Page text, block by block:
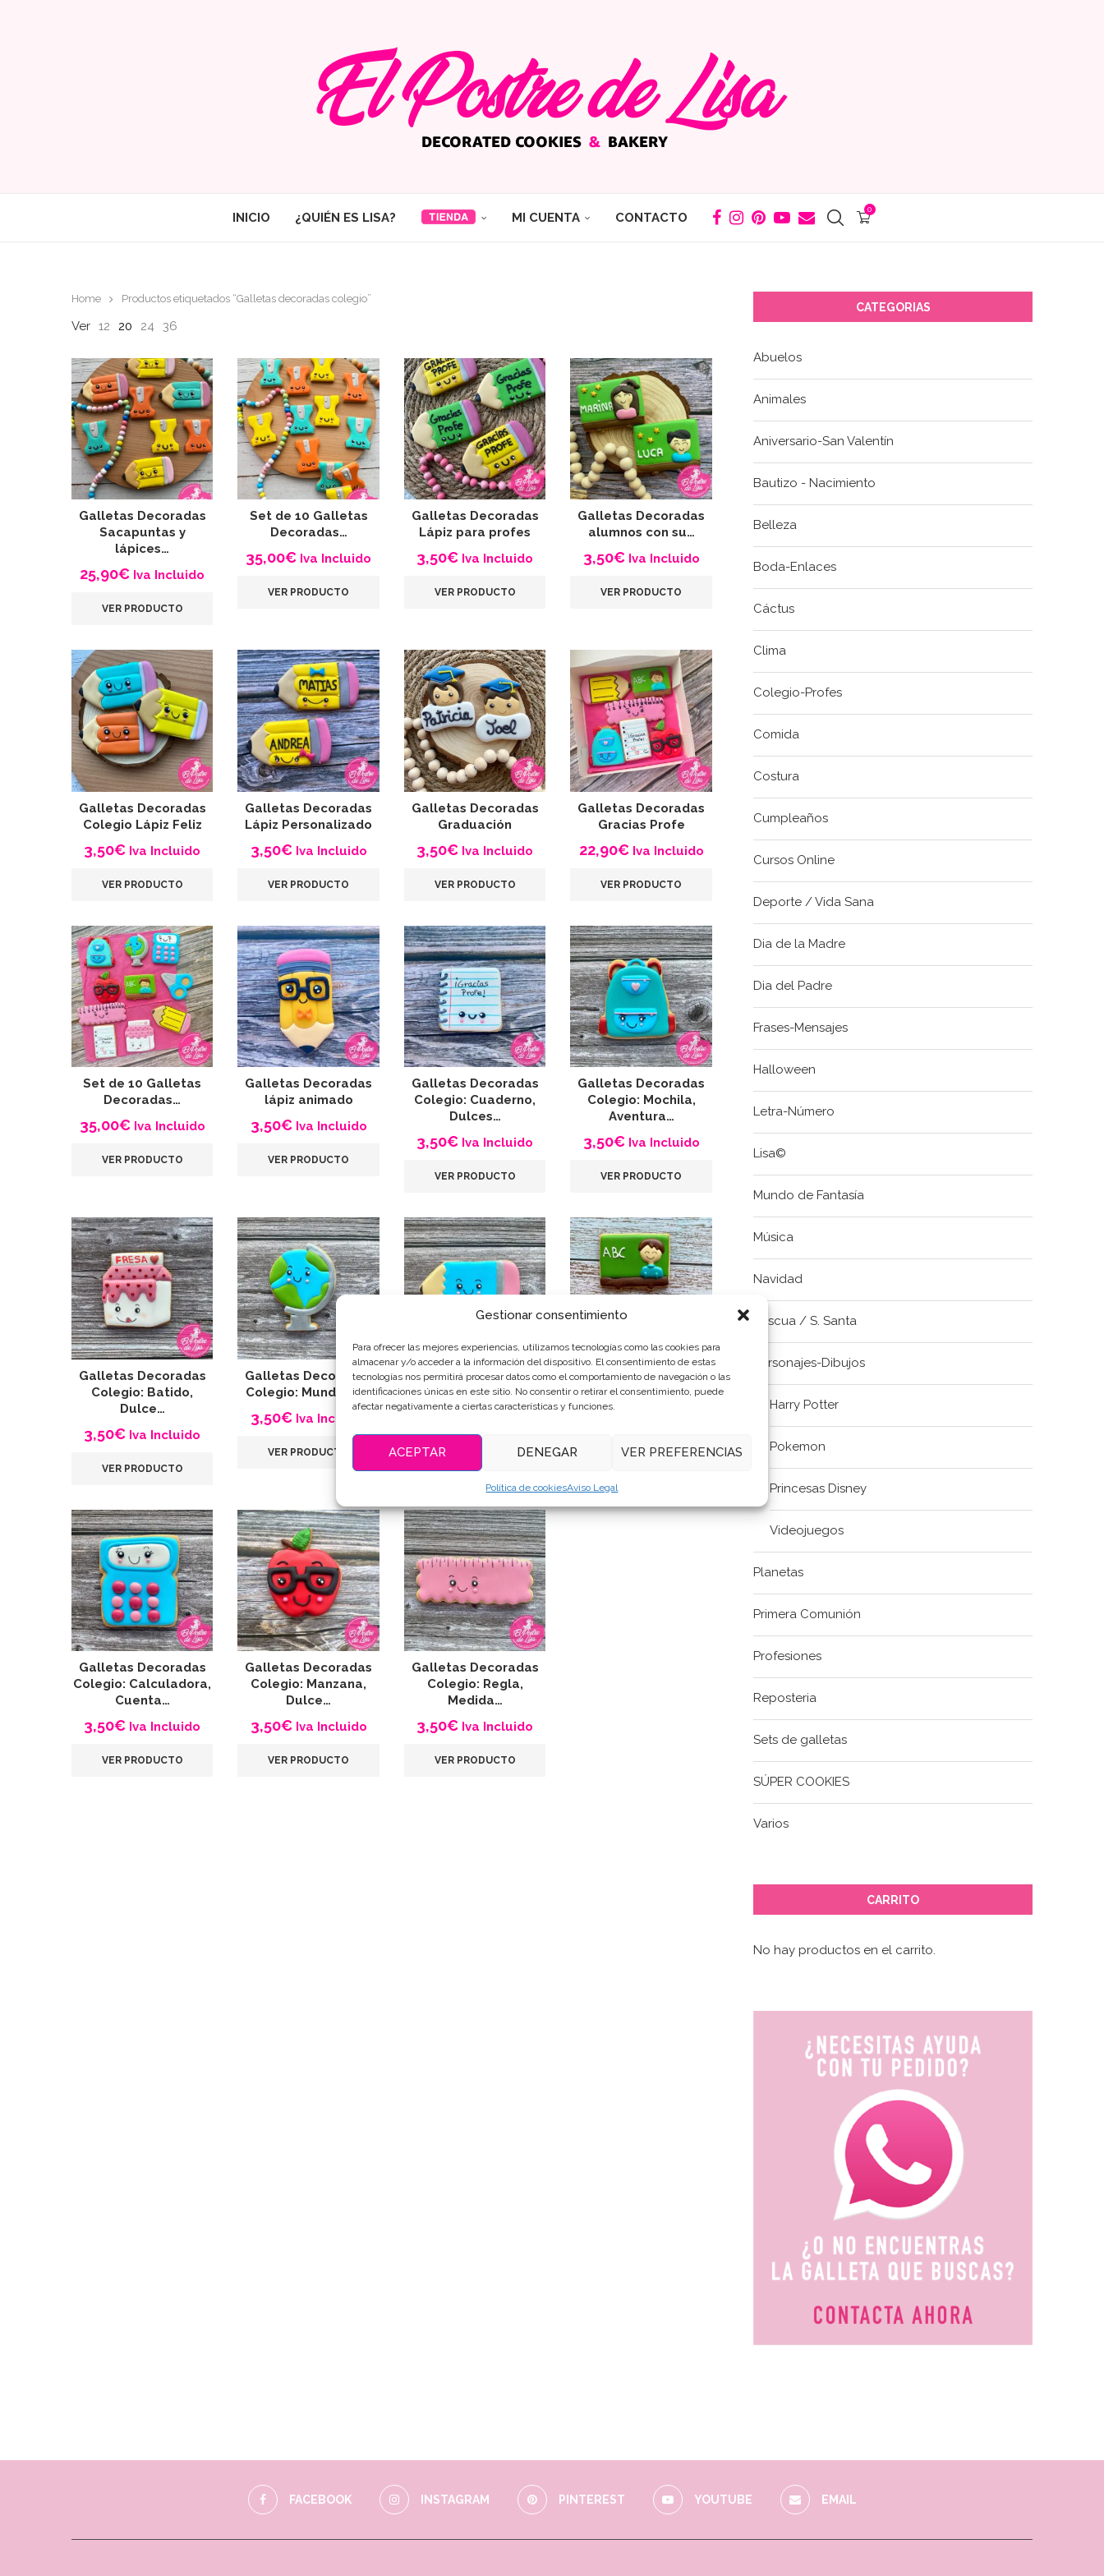
Gestionar consentimiento
Para ofrecer las mejores experiencias, utilizamos tecnologías como las cookies para
almacenar y/o acceder a la información del dispositivo. El consentimiento de estas
tecnologías nos permitirá procesar datos como el comportamiento de navegación o las
identificaciones únicas en este sitio. No consentir o retirar el consentimiento, puede
afectar negativamente a ciertas características y funciones.
ACEPTAR DENEGAR VER PREFERENCIAS
Política de cookiesAviso Legal
INICIO ¿QUIÉN ES LISA? MI CUENTA CONTACTO
0
Home Productos etiquetados “Galletas decoradas colegio”
Ver 12 20 24 36
Galletas Decoradas
Sacapuntas y
lápices…
25,90€ Iva Incluido
VER PRODUCTO
Set de 10 Galletas
Decoradas…
35,00€ Iva Incluido
VER PRODUCTO
Galletas Decoradas
Lápiz para profes
3,50€ Iva Incluido
VER PRODUCTO
Galletas Decoradas
alumnos con su…
3,50€ Iva Incluido
VER PRODUCTO
Galletas Decoradas
Colegio Lápiz Feliz
3,50€ Iva Incluido
VER PRODUCTO
Galletas Decoradas
Lápiz Personalizado
3,50€ Iva Incluido
VER PRODUCTO
Galletas Decoradas
Graduación
3,50€ Iva Incluido
VER PRODUCTO
Galletas Decoradas
Gracias Profe
22,90€ Iva Incluido
VER PRODUCTO
Set de 10 Galletas
Decoradas…
35,00€ Iva Incluido
VER PRODUCTO
Galletas Decoradas
lápiz animado
3,50€ Iva Incluido
VER PRODUCTO
Galletas Decoradas
Colegio: Cuaderno,
Dulces…
3,50€ Iva Incluido
VER PRODUCTO
Galletas Decoradas
Colegio: Mochila,
Aventura…
3,50€ Iva Incluido
VER PRODUCTO
Galletas Decoradas
Colegio: Batido,
Dulce…
3,50€ Iva Incluido
VER PRODUCTO
Galletas Decoradas
Colegio: Mundo de…
3,50€ Iva Incluido
VER PRODUCTO
Galletas Decoradas
Colegio: Lápiz, Dulce…
VER PRODUCTO
Galletas Decoradas
para Profesores:
Galletas Decoradas
Colegio: Calculadora,
Cuenta…
3,50€ Iva Incluido
VER PRODUCTO
Galletas Decoradas
Colegio: Manzana,
Dulce…
3,50€ Iva Incluido
VER PRODUCTO
Galletas Decoradas
Colegio: Regla,
Medida…
3,50€ Iva Incluido
VER PRODUCTO
CATEGORIAS
Abuelos
Animales
Aniversario-San Valentín
Bautizo - Nacimiento
Belleza
Boda-Enlaces
Cáctus
Clima
Colegio-Profes
Comida
Costura
Cumpleaños
Cursos Online
Deporte / Vida Sana
Dia de la Madre
Dia del Padre
Frases-Mensajes
Halloween
Letra-Número
Lisa©
Mundo de Fantasía
Música
Navidad
Pascua / S. Santa
Personajes-Dibujos
Harry Potter
Pokemon
Princesas Disney
Videojuegos
Planetas
Primera Comunión
Profesiones
Reposteria
Sets de galletas
SÚPER COOKIES
Varios
CARRITO
No hay productos en el carrito.
FACEBOOK INSTAGRAM PINTEREST YOUTUBE EMAIL